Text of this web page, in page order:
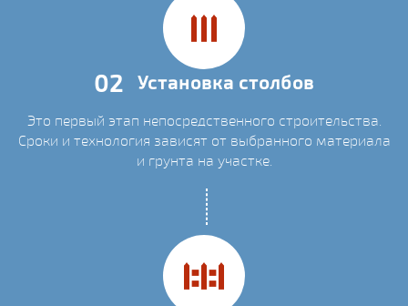
02 Установка столбов
Это первый этап непосредственного строительства.
Сроки и технология зависят от выбранного материала
и грунта на участке.